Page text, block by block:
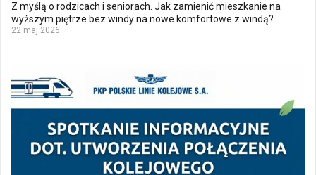
Z myślą o rodzicach i seniorach. Jak zamienić mieszkanie na
wyższym piętrze bez windy na nowe komfortowe z windą?
22 maj 2026